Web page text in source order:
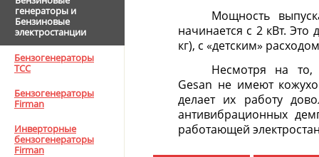
генераторы и
Бензиновые
электростанции
Бензогенераторы
ТСС
Бензогенераторы
Firman
Инверторные
бензогенераторы
Firman
Мощность
начинается с 2 кВт. Это
кг), с «детским»
Несмотря на то,
Gesan не имеют
делает их работу
антивибрационных
работающей